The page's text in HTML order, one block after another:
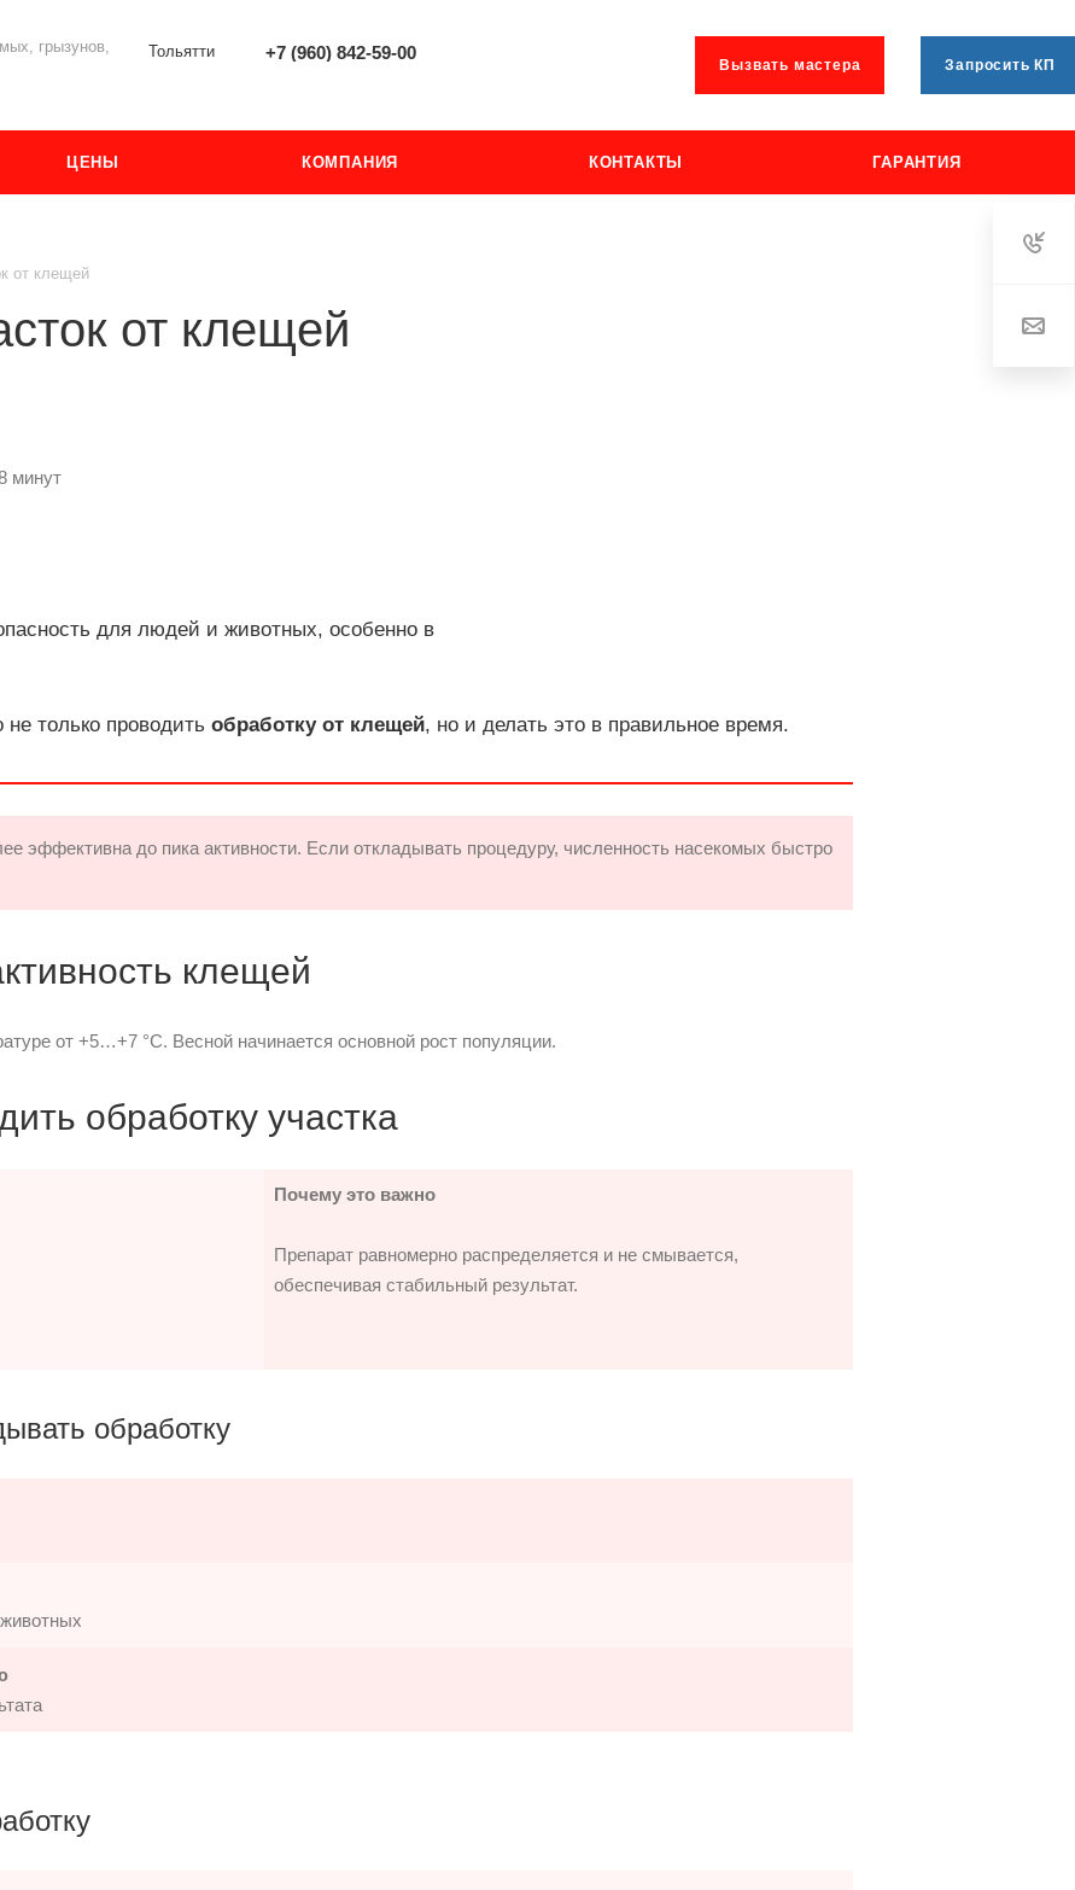
грызунов,
Тольятти +7 (960) 842-59-00
Вызвать мастера Запросить КП
ЦЕНЫ КОМПАНИЯ КОНТАКТЫ ГАРАНТИЯ
от клещей
от клещей
минут
для людей и животных, особенно в
только проводить обработку от клещей, но и делать это в правильное время.
эффективна до пика активности. Если откладывать процедуру, численность насекомых быстро
клещей
от +5…+7 °C. Весной начинается основной рост популяции.
обработку участка
Почему это важно
Препарат равномерно распределяется и не смывается,
обеспечивая стабильный результат.
обработку